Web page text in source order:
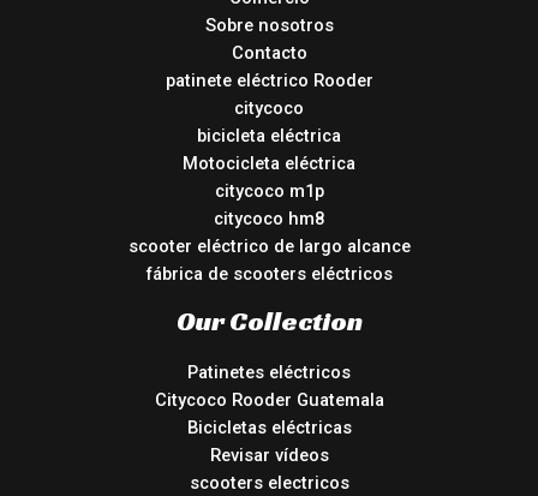
Sobre nosotros
Contacto
patinete eléctrico Rooder
citycoco
bicicleta eléctrica
Motocicleta eléctrica
citycoco m1p
citycoco hm8
scooter eléctrico de largo alcance
fábrica de scooters eléctricos
Our Collection
Patinetes eléctricos
Citycoco Rooder Guatemala
Bicicletas eléctricas
Revisar vídeos
scooters electricos